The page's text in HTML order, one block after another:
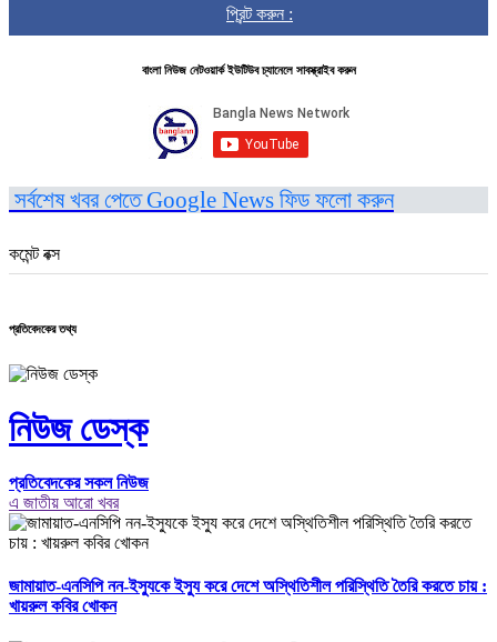
প্রিন্ট করুন :
বাংলা নিউজ নেটওয়ার্ক ইউটিউব চ্যানেলে সাবস্ক্রাইব করুন
সর্বশেষ খবর পেতে Google News ফিড ফলো করুন
কমেন্ট বক্স
প্রতিবেদকের তথ্য
নিউজ ডেস্ক
প্রতিবেদকের সকল নিউজ
এ জাতীয় আরো খবর
জামায়াত-এনসিপি নন-ইস্যুকে ইস্যু করে দেশে অস্থিতিশীল পরিস্থিতি তৈরি করতে চায় :
খায়রুল কবির খোকন